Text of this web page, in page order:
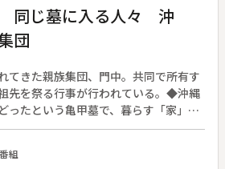
同じ墓に入る人々 沖
団
てきた親族集団、門中。共同で所有す
先を祭る行事が行われている。◆沖縄
ったという亀甲墓で、暮らす「家」よ
」を先に造るという。門中の結束力が
、先祖と墓を１つにする人々が何かに
す。◆糸満の門中行事〔沖縄県〕
組